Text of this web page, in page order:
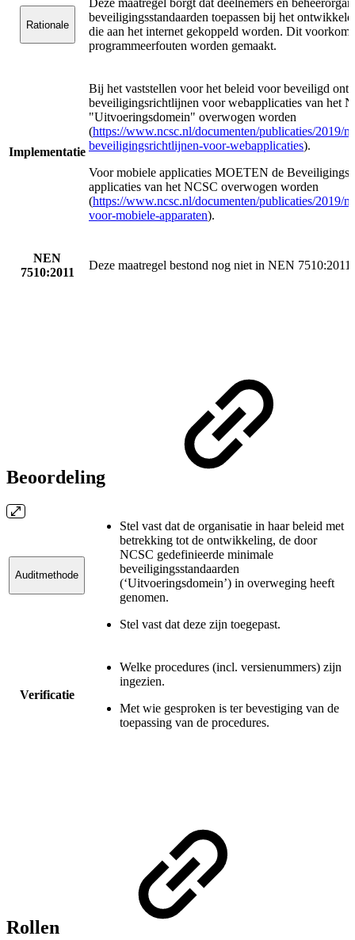
Rationale
Deze maatregel borgt dat deelnemers en
beveiligingsstandaarden toepassen bij het
die aan het internet gekoppeld worden. Dit voorkomt
programmeerfouten worden gemaakt.
Implementatie
Bij het vaststellen voor het beleid voor beveiligd
beveiligingsrichtlijnen voor webapplicaties van het
"Uitvoeringsdomein" overwogen worden
(https://www.ncsc.nl/documenten/publicaties/2019/
beveiligingsrichtlijnen-voor-webapplicaties).
Voor mobiele applicaties MOETEN de
applicaties van het NCSC overwogen worden
(https://www.ncsc.nl/documenten/publicaties/2019/
voor-mobiele-apparaten).
NEN
7510:2011
Deze maatregel bestond nog niet in NEN 7510:2011
Beoordeling
Auditmethode
Stel vast dat de organisatie in haar beleid met
betrekking tot de ontwikkeling, de door
NCSC gedefinieerde minimale
beveiligingsstandaarden
(‘Uitvoeringsdomein’) in overweging heeft
genomen.
Stel vast dat deze zijn toegepast.
Verificatie
Welke procedures (incl. versienummers) zijn
ingezien.
Met wie gesproken is ter bevestiging van de
toepassing van de procedures.
Rollen